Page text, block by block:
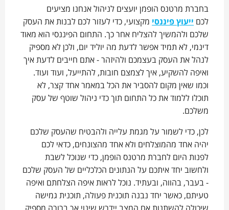
בחברת מרטנס הופמן יועצים לניהול אנחנו מציעים
לכם ייעוץ פיננסי מקצועי, כדי לעזור לכם לבנות את העסק
שלכם ולהמשיך להצליח אחר כך. התחום הפיננסי הוא מאוד
דינמי, לא תמיד אפשר לדעת מה יוליד יום, ולכן לא מספיק
לנהל את העסק בעצמכם ולהיזהר - אתם חייבים לדעת איך
ואיפה להשקיע, איך לצמצם חובות, להתייעל, ועוד ועוד.
וכמו שאין מקום להסביר את הכל במאמר אחד קצר, לא
תוכלו ללמוד את כל התחום תוך כדי ניהול שוטף של עסק
משלכם.
לכן, כדי לשמור על מגמת עלייה ולהבטיח שהעסק שלכם
יהיה אחד מהמוצלחים ולא אחד מהצונחים, כדאי לכם
לפנות היום לחברת מרטנס הופמן, כדי שנוכל לשבת
ולחשוב יחד איתכם על הנתונים הכלכליים של העסק שלכם
- בעבר, בהווה, ובעתיד. נוכל לראות איפה הצלחתם ואיפה
טעיתם, כאשר יחד נבנה תוכנית פעולה, תוכנית גמישה